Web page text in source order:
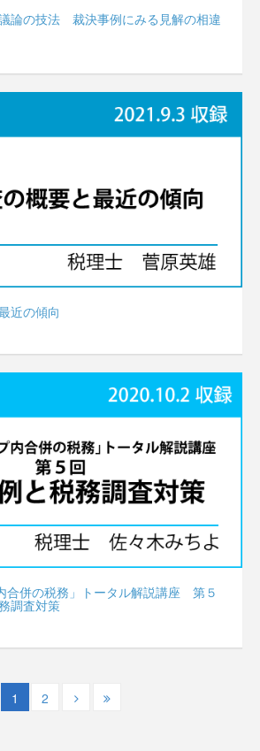
論の技法 裁決事例にみる見解の相違
近の傾向
合併の税務」トータル解説講座 第５
調査対策
1 2